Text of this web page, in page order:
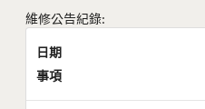
維修公告紀錄:
日期
事項